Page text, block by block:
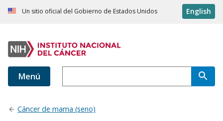
Un sitio oficial del Gobierno de Estados Unidos English
Menú
Cáncer de mama (seno)